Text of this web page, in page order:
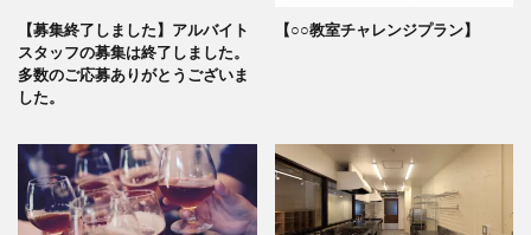
【募集終了しました】アルバイト
スタッフの募集は終了しました。
多数のご応募ありがとうございま
した。
【○○教室チャレンジプラン】